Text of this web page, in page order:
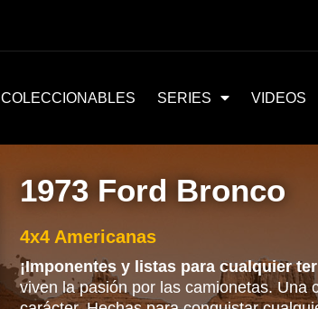
COLECCIONABLES SERIES VIDEOS
1973 Ford Bronco
4x4 Americanas
¡Imponentes y listas para cualquier
viven la pasión por las camionetas. Una